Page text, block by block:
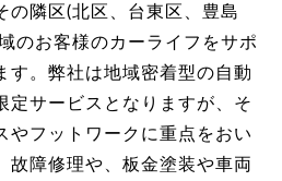
の隣区(北区、台東区、豊島
のお客様のカーライフをサポ
す。弊社は地域密着型の自動
定サービスとなりますが、そ
やフットワークに重点をおい
故障修理や、板金塗装や車両